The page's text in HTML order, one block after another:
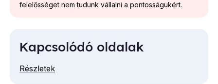
felelősséget nem tudunk vállalni a pontosságukért.
Kapcsolódó oldalak
Részletek